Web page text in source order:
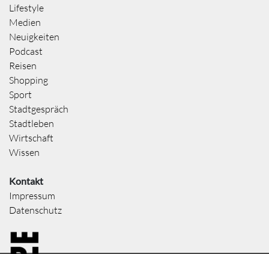
Lifestyle
Medien
Neuigkeiten
Podcast
Reisen
Shopping
Sport
Stadtgespräch
Stadtleben
Wirtschaft
Wissen
Kontakt
Impressum
Datenschutz